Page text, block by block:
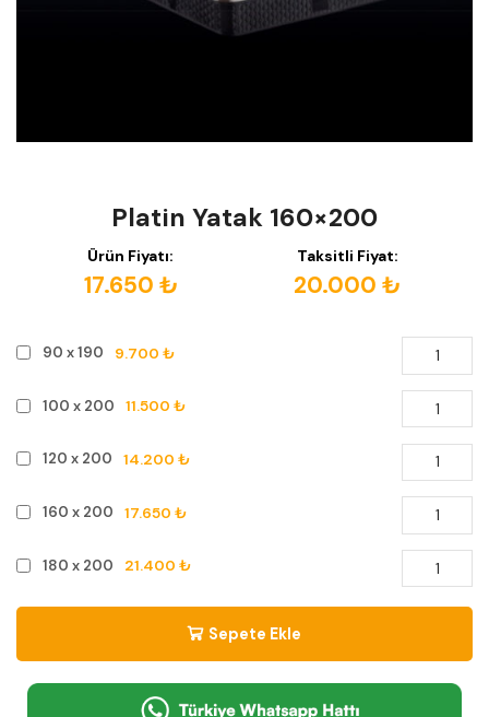
Platin Yatak 160×200
Ürün Fiyatı:
17.650 ₺
Taksitli Fiyat:
20.000 ₺
90 x 190 9.700 ₺
100 x 200 11.500 ₺
120 x 200 14.200 ₺
160 x 200 17.650 ₺
180 x 200 21.400 ₺
Sepete Ekle